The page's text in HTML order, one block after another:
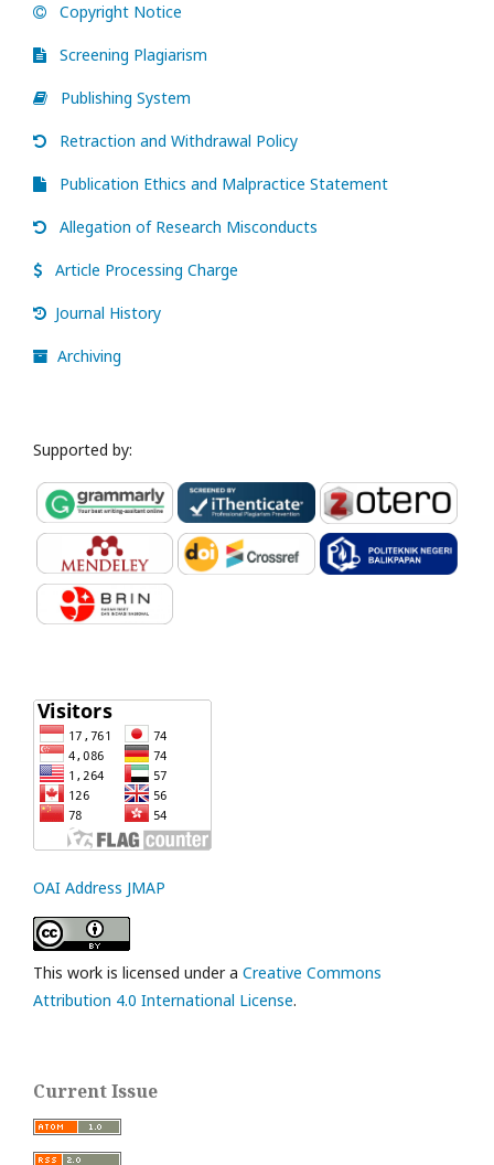
Copyright Notice
Screening Plagiarism
Publishing System
Retraction and Withdrawal Policy
Publication Ethics and Malpractice Statement
Allegation of Research Misconducts
Article Processing Charge
Journal History
Archiving
Supported by:
OAI Address JMAP
This work is licensed under a Creative Commons
Attribution 4.0 International License.
Current Issue